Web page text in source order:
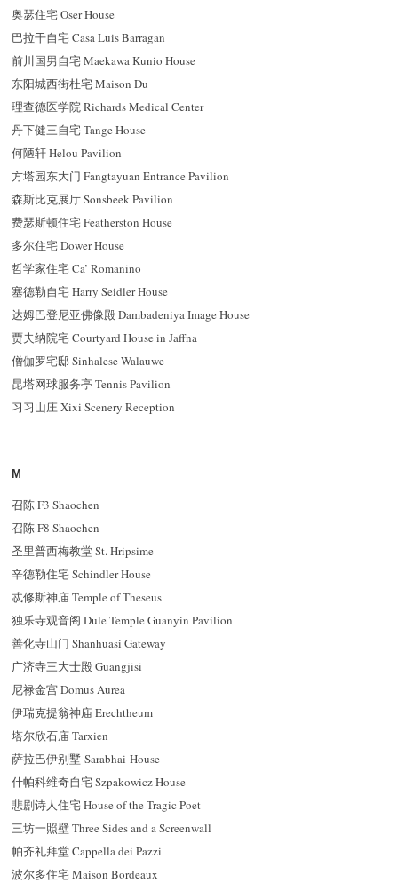
奥瑟住宅 Oser House
巴拉干自宅 Casa Luis Barragan
前川国男自宅 Maekawa Kunio House
东阳城西街杜宅 Maison Du
理查德医学院 Richards Medical Center
丹下健三自宅 Tange House
何陋轩 Helou Pavilion
方塔园东大门 Fangtayuan Entrance Pavilion
森斯比克展厅 Sonsbeek Pavilion
费瑟斯顿住宅 Featherston House
多尔住宅 Dower House
哲学家住宅 Ca’ Romanino
塞德勒自宅 Harry Seidler House
达姆巴登尼亚佛像殿 Dambadeniya Image House
贾夫纳院宅 Courtyard House in Jaffna
僧伽罗宅邸 Sinhalese Walauwe
昆塔网球服务亭 Tennis Pavilion
习习山庄 Xixi Scenery Reception
M
召陈 F3 Shaochen
召陈 F8 Shaochen
圣里普西梅教堂 St. Hripsime
辛德勒住宅 Schindler House
忒修斯神庙 Temple of Theseus
独乐寺观音阁 Dule Temple Guanyin Pavilion
善化寺山门 Shanhuasi Gateway
广济寺三大士殿 Guangjisi
尼禄金宫 Domus Aurea
伊瑞克提翁神庙 Erechtheum
塔尔欣石庙 Tarxien
萨拉巴伊别墅 Sarabhai House
什帕科维奇自宅 Szpakowicz House
悲剧诗人住宅 House of the Tragic Poet
三坊一照壁 Three Sides and a Screenwall
帕齐礼拜堂 Cappella dei Pazzi
波尔多住宅 Maison Bordeaux